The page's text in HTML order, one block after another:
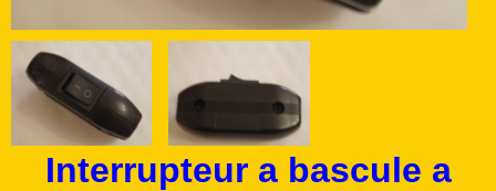
Interrupteur a bascule a